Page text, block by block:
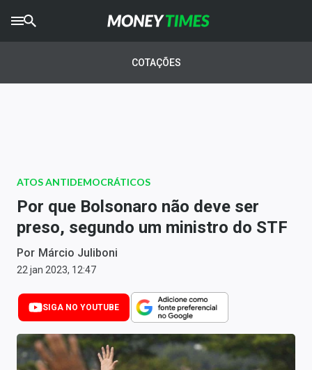
AGROTIMES
Newsletters
Money Trader
Anuncie
Últimas Notícias
Newsletters
Cotações
COTAÇÕES
ATOS ANTIDEMOCRÁTICOS
Por que Bolsonaro não deve ser
preso, segundo um ministro do STF
Por Márcio Juliboni
22 jan 2023, 12:47
SIGA NO YOUTUBE